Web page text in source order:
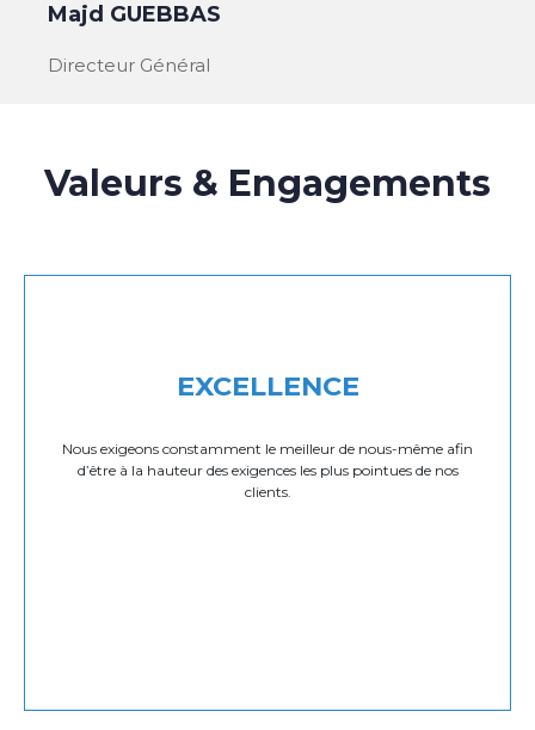
Majd GUEBBAS
Directeur Général
Valeurs & Engagements
EXCELLENCE
Nous exigeons constamment le meilleur de nous-même afin
d’être à la hauteur des exigences les plus pointues de nos
clients.